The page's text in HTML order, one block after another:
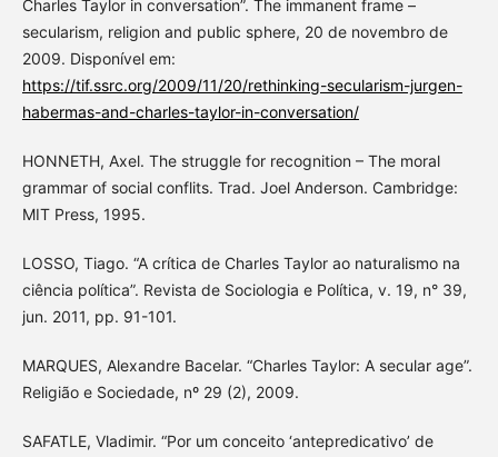
Charles Taylor in conversation”. The immanent frame –
secularism, religion and public sphere, 20 de novembro de
2009. Disponível em:
https://tif.ssrc.org/2009/11/20/rethinking-secularism-jurgen-
habermas-and-charles-taylor-in-conversation/
HONNETH, Axel. The struggle for recognition – The moral
grammar of social conflits. Trad. Joel Anderson. Cambridge:
MIT Press, 1995.
LOSSO, Tiago. “A crítica de Charles Taylor ao naturalismo na
ciência política”. Revista de Sociologia e Política, v. 19, n° 39,
jun. 2011, pp. 91-101.
MARQUES, Alexandre Bacelar. “Charles Taylor: A secular age”.
Religião e Sociedade, nº 29 (2), 2009.
SAFATLE, Vladimir. “Por um conceito ‘antepredicativo’ de